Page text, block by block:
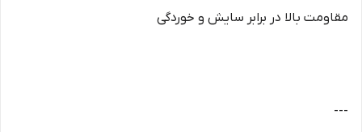
مقاومت بالا در برابر سایش و خوردگی
---